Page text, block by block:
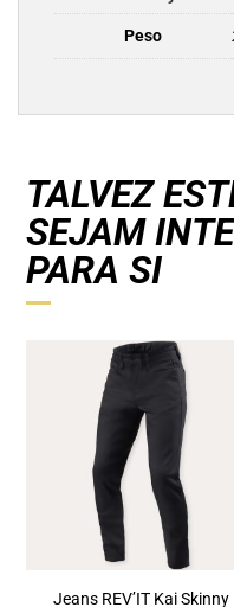
Peso
TALVEZ
SEJAM
PARA SI
Jeans REV’IT Kai Skinny